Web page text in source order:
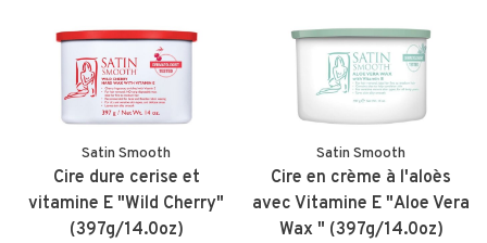
Satin Smooth
Cire dure cerise et
vitamine E "Wild Cherry"
(397g/14.0oz)
Satin Smooth
Cire en crème à l'aloès
avec Vitamine E "Aloe Vera
Wax " (397g/14.0oz)